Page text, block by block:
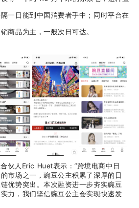
一日能到中国消费者手中； 同时平台在
商品为主，一般次日可达。
伙人Eric Huet表示：“跨境电商中日
市场之一，豌豆公主积累了深厚的日
优势突出。本次融资进一步夯实豌豆
力，我们坚信豌豆公主会实现快速发